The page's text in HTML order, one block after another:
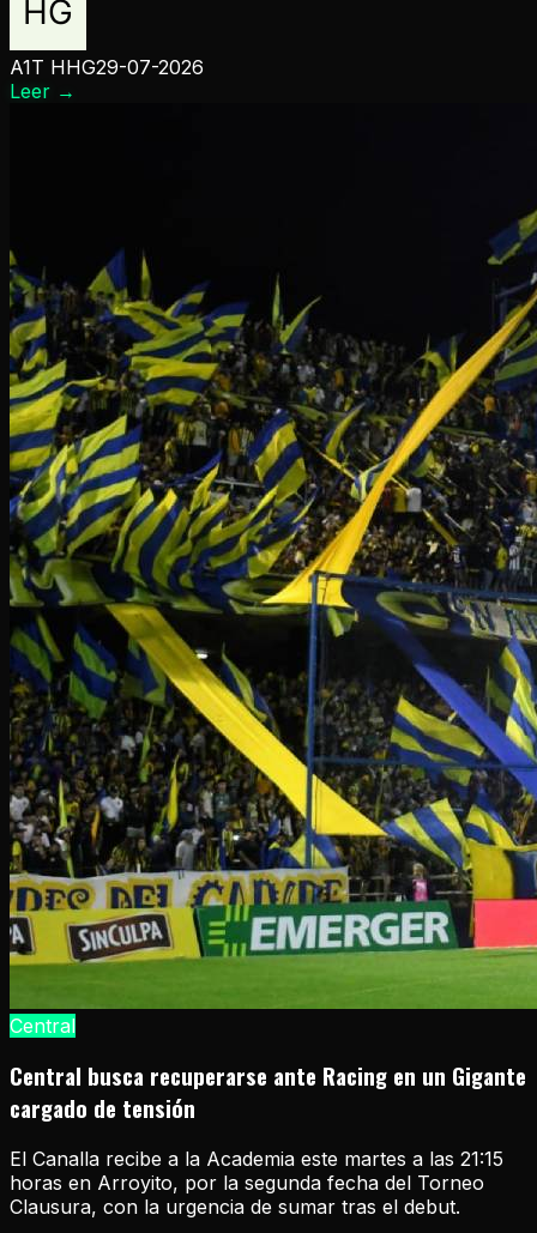
A1T HHG29-07-2026
Leer →
Central
Central busca recuperarse ante Racing en un Gigante
cargado de tensión
El Canalla recibe a la Academia este martes a las 21:15
horas en Arroyito, por la segunda fecha del Torneo
Clausura, con la urgencia de sumar tras el debut.